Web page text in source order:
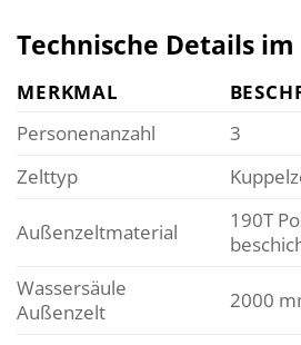
Technische Details
MERKMAL
Personenanzahl
3
Zelttyp
Außenzeltmaterial
190T
Wassersäule
Außenzelt
2000